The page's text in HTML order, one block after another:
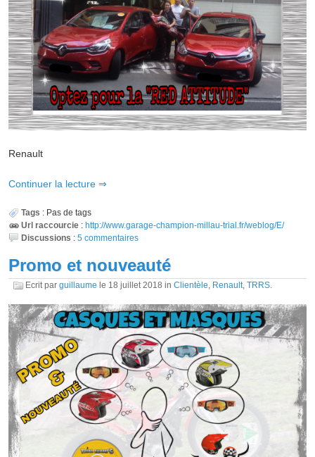
Renault
Continuer la lecture
Tags : Pas de tags
Url raccourcie : http://www.garage-champion-millau-trial.fr/weblog/E/
Discussions : 5 commentaires
Promo et nouveauté
Ecrit par guillaume le 18 juillet 2018 in Clientèle, Renault, TRRS.